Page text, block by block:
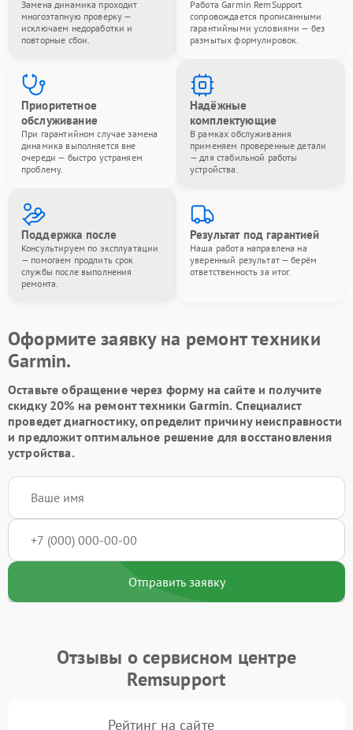
Замена динамика проходит
многоэтапную проверку —
исключаем недоработки и
повторные сбои.
Работа Garmin RemSupport
сопровождается прописанными
гарантийными условиями — без
размытых формулировок.
Приоритетное
обслуживание
При гарантийном случае замена
динамика выполняется вне
очереди — быстро устраняем
проблему.
Надёжные
комплектующие
В рамках обслуживания
применяем проверенные детали
— для стабильной работы
устройства.
Поддержка после
Консультируем по эксплуатации
— помогаем продлить срок
службы после выполнения
ремонта.
Результат под гарантией
Наша работа направлена на
уверенный результат — берём
ответственность за итог.
Оформите заявку на ремонт техники
Garmin.
Оставьте обращение через форму на сайте и получите
скидку 20% на ремонт техники Garmin. Специалист
проведет диагностику, определит причину неисправности
и предложит оптимальное решение для восстановления
устройства.
Отправить заявку
Отзывы о сервисном центре
Remsupport
Рейтинг на сайте